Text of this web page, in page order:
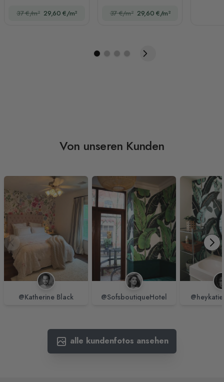
Fototapete
37 €/m² 29,60 €/m² 37 €/m² 29,60 €/m²
Von unseren Kunden
@Katherine Black @SofsboutiqueHotel
alle kundenfotos ansehen